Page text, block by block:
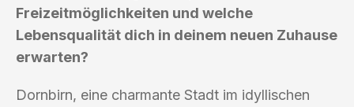
Freizeitmöglichkeiten und welche
Lebensqualität dich in deinem neuen Zuhause
erwarten?
Dornbirn, eine charmante Stadt im idyllischen